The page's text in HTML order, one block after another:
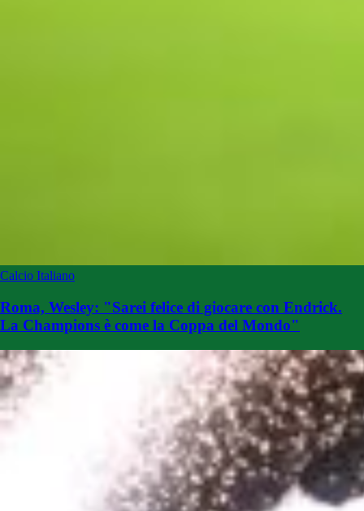
Calcio Italiano
Roma, Wesley: "Sarei felice di giocare con Endrick.
La Champions è come la Coppa del Mondo"